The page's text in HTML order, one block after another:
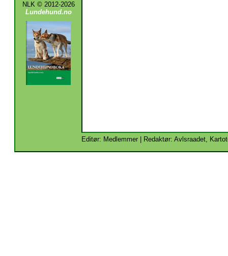
NLK © 2012-2026
Lundehund.no
Editør: Medlemmer | Redaktør: Avlsraadet,